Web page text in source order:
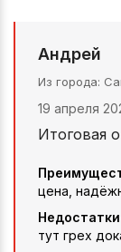
Андрей
Из города
19 апреля
Итоговая
цена,
тут грех